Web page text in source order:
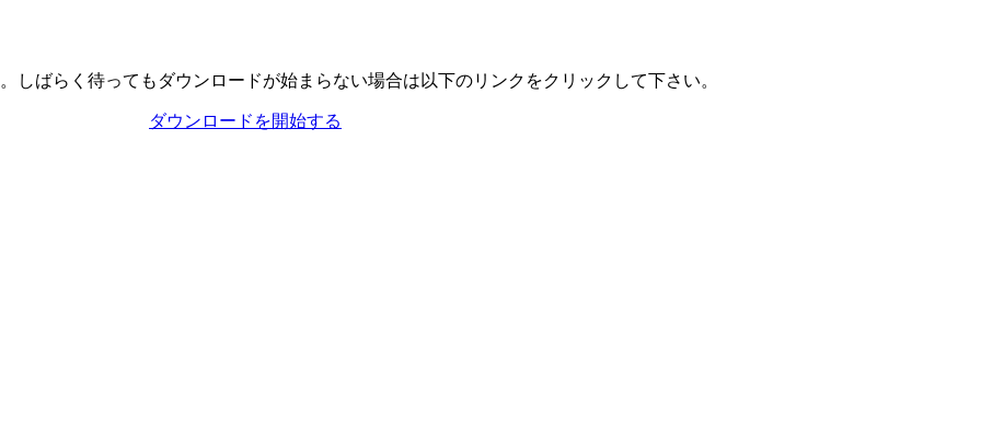
しばらく待ってもダウンロードが始まらない場合は以下のリンクをクリックして下さい。
ダウンロードを開始する